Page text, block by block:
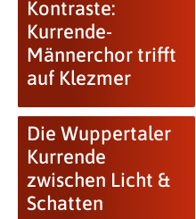
Kontraste:
Kurrende-
Männerchor trifft
auf Klezmer
Die Wuppertaler
Kurrende
zwischen Licht &
Schatten